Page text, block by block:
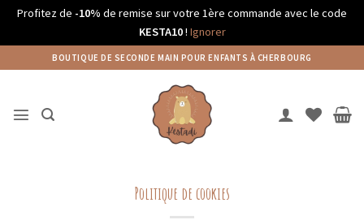
Profitez de -10% de remise sur votre 1ère commande avec le code
KESTA10! Ignorer
au
BOUTIQUE DE SECONDE MAIN POUR ENFANTS À CHERBOURG
Politique de cookies